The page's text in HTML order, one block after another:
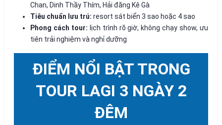
Chan, Dinh Thầy Thím, Hải đăng Kê Gà
Tiêu chuẩn lưu trú: resort sát biển 3 sao hoặc 4 sao
Phong cách tour: lịch trình rõ giờ, không chạy show, ưu
tiên trải nghiệm và nghỉ dưỡng
ĐIỂM NỔI BẬT TRONG
TOUR LAGI 3 NGÀY 2
ĐÊM